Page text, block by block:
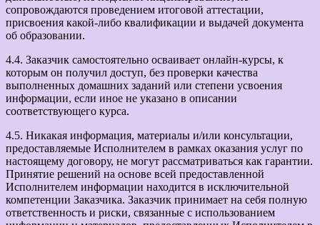
сопровождаются проведением итоговой аттестации,
присвоения какой-либо квалификации и выдачей документа
об образовании.
4.4. Заказчик самостоятельно осваивает онлайн-курсы, к
которым он получил доступ, без проверки качества
выполненных домашних заданий или степени усвоения
информации, если иное не указано в описании
соответствующего курса.
4.5. Никакая информация, материалы и/или консультации,
предоставляемые Исполнителем в рамках оказания услуг по
настоящему договору, не могут рассматриваться как гарантии.
Принятие решений на основе всей предоставленной
Исполнителем информации находится в исключительной
компетенции Заказчика. Заказчик принимает на себя полную
ответственность и риски, связанные с использованием